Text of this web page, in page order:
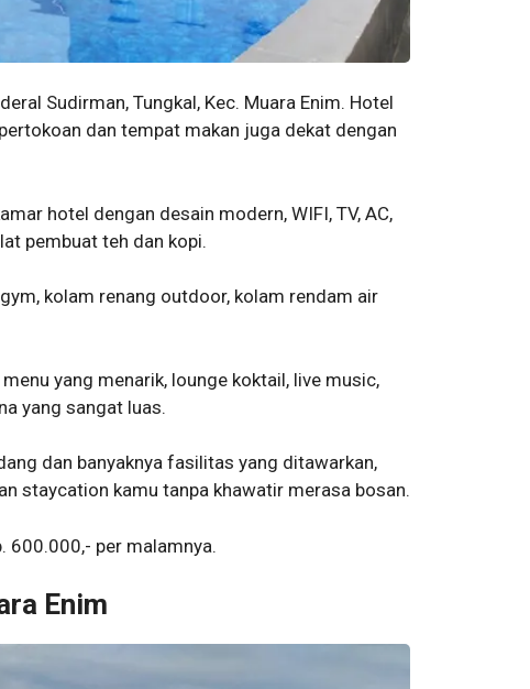
Sudirman, Tungkal, Kec. Muara Enim. Hotel
dan tempat makan juga dekat dengan
hotel dengan desain modern, WIFI, TV, AC,
pembuat teh dan kopi.
kolam renang outdoor, kolam rendam air
yang menarik, lounge koktail, live music,
yang sangat luas.
dan banyaknya fasilitas yang ditawarkan,
staycation kamu tanpa khawatir merasa bosan.
600.000,- per malamnya.
Enim